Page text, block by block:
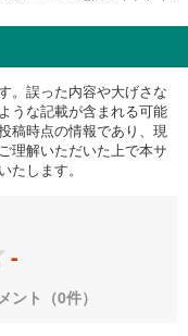
。誤った内容や大げさな
うな記載が含まれる可能
稿時点の情報であり、現
理解いただいた上で本サ
します。
-
ント（0件）